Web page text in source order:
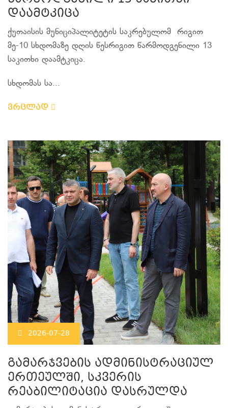
დაამტკიცა
ქუთაისის მუნიციპალიტეტის საკრებულომ რიგით
მე-10 სხდომაზე დღის წესრიგით წარმოდგენილი 13
საკითხი დაამტკიცა.
სხდომას სა...
ვრცლად
2026-07-28
გამარჯვების ადმინისტრაციულ
ერთეულში, სკვერის
რეაბილიტაცია დასრულდა